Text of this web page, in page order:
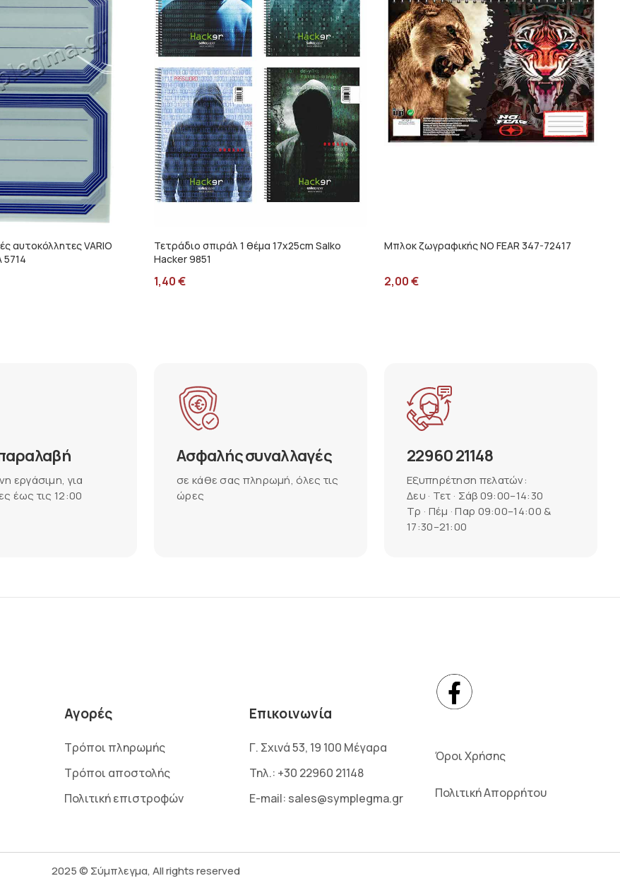
αυτοκόλλητες VARIO
5714
Τετράδιο σπιράλ 1 θέμα 17x25cm Salko
Hacker 9851
1,40€
Μπλοκ ζωγραφικής NO FEAR 347-72417
2,00€
εργάσιμη, για
έως τις 12:00
Ασφαλής συναλλαγές
σε κάθε σας πληρωμή, όλες τις
ώρες
22960 21148
Εξυπηρέτηση πελατών:
Δευ · Τετ · Σάβ 09:00–14:30
Τρ · Πέμ · Παρ 09:00–14:00 &
17:30–21:00
Αγορές
Τρόποι πληρωμής
Τρόποι αποστολής
Πολιτική επιστροφών
Επικοινωνία
Γ. Σχινά 53, 19 100 Μέγαρα
Τηλ.: +30 22960 21148
E-mail: sales@symplegma.gr
Όροι Χρήσης
Πολιτική Απορρήτου
2025 © Σύμπλεγμα, All rights reserved